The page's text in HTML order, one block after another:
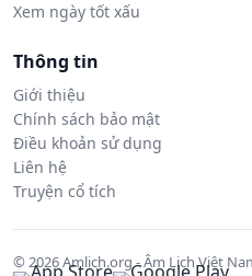
Xem ngày tốt xấu
Thông tin
Giới thiệu
Chính sách bảo mật
Điều khoản sử dụng
Liên hệ
Truyện cổ tích
© 2026 Amlich.org - Âm Lịch Việt